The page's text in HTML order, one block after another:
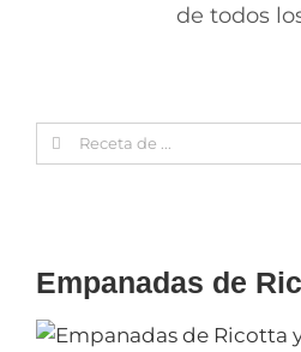
de todos
Search
for:
Empanadas de